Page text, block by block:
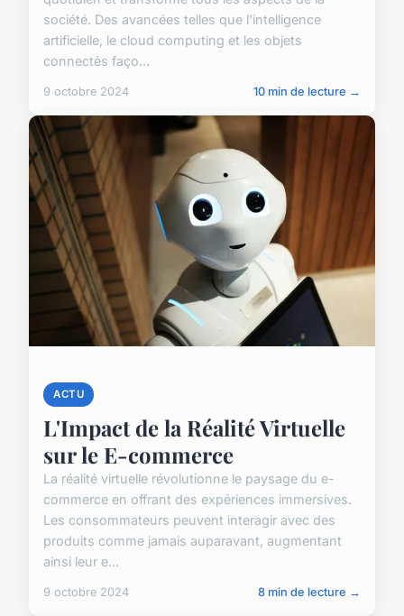
société. Des avancées telles que l'intelligence
artificielle, le cloud computing et les objets
connectés faço...
9 octobre 2024 10 min de lecture →
ACTU
L'Impact de la Réalité Virtuelle
sur le E-commerce
La réalité virtuelle révolutionne le paysage du e-
commerce en offrant des expériences immersives.
Les consommateurs peuvent interagir avec des
produits comme jamais auparavant, augmentant
ainsi leur e...
9 octobre 2024 8 min de lecture →